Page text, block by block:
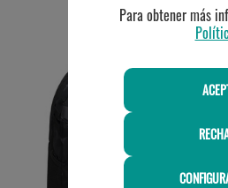
TE
Para obtener más